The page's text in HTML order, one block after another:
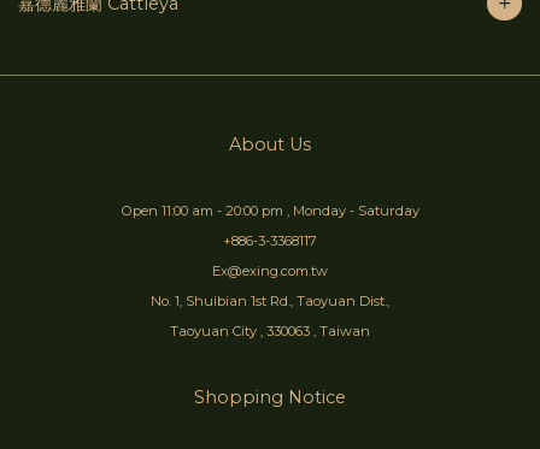
About Us
Open 11:00 am - 20:00 pm , Monday - Saturday
+886-3-3368117
Ex@exing.com.tw
No. 1, Shuibian 1st Rd., Taoyuan Dist.,
Taoyuan City , 330063 , Taiwan
Shopping Notice